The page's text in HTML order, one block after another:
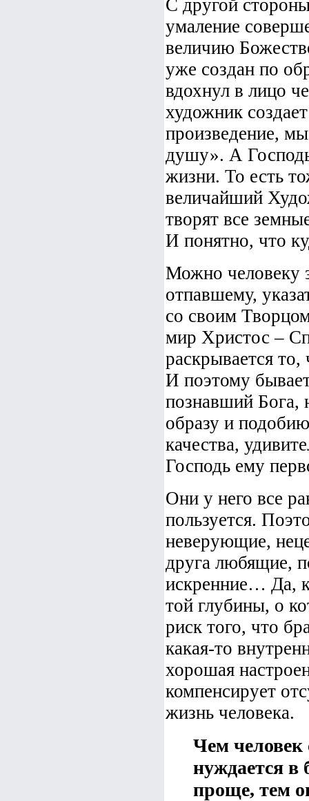
С другой
умаление
величию
уже создан по
вдохнул в лицо
художник
произведение,
душу». А
жизни. То есть
величайший
творят все
И понятно, что
Можно человеку
отпавшему,
со своим
мир Христос –
раскрывается
И поэтому
познавший Бога,
образу и
качества,
Господь ему
Они у него все
пользуется.
неверующие,
друга любящие,
искренние… Да,
той глубины, о
риск того, что
какая-то
хорошая
компенсирует
жизнь человека.
Чем человек
нуждается в
проще, тем